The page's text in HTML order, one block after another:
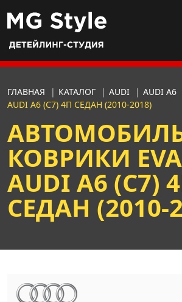
ГЛАВНАЯ | КАТАЛОГ | AUDI | AUDI A6
AUDI А6 (С7) 4П СЕДАН (2010-2018)
КОВРИКИ
AUDI А6 (С7)
СЕДАН (2010-